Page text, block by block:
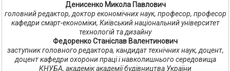
Денисенко Микола Павлович
головний редактор, доктор економічних наук, професор, професор
кафедри смарт-економіки, Київський національний університет
технологій та дизайну
Федоренко Станіслав Валентинович
заступник головного редактора, кандидат технічних наук, доцент,
доцент кафедри охорони праці і навколишнього середовища
КНУБА, академік академії будівництва України